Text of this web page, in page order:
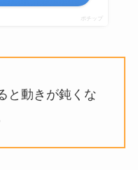
ポチップ
と動きが鈍くな